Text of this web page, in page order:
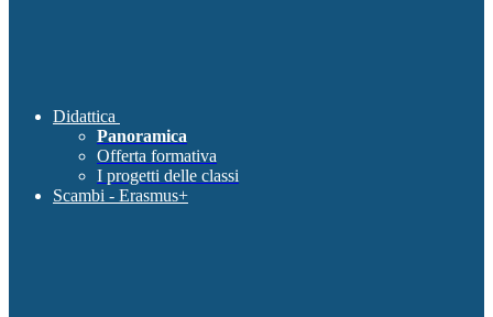
Didattica
Panoramica
Offerta formativa
I progetti delle classi
Scambi - Erasmus+